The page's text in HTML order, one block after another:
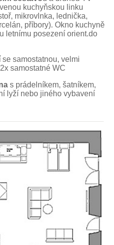
kuchyňskou linku
mikrovlnka, lednička,
příbory). Okno kuchyně
letnímu posezení orient.do
se samostatnou, velmi
samostatné WC
s prádelníkem, šatníkem,
lyží nebo jiného vybavení